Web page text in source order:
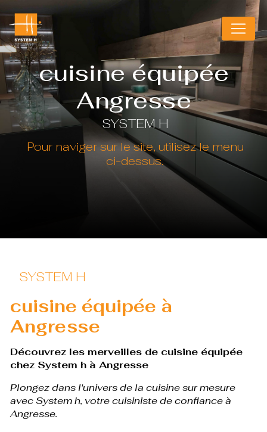
cuisine équipée
Angresse
SYSTEM H
SYSTEM H
cuisine équipée à
Angresse
Découvrez les merveilles de cuisine équipée
chez System h à Angresse
Plongez dans l'univers de la cuisine sur mesure
avec System h, votre cuisiniste de confiance à
Angresse.
Panneau de gestion des cookies